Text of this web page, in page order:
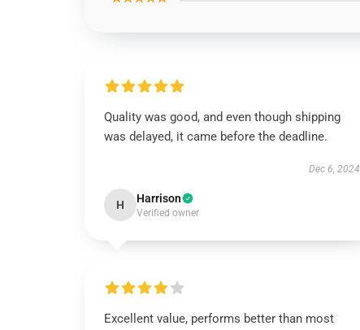
Quality was good, and even though shipping
was delayed, it came before the deadline.
Dec 6, 2024
H Harrison
Verified owner
Excellent value, performs better than most